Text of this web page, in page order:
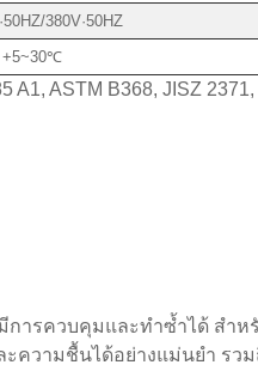
380V·50HZ
+5~30℃
ASTM B368, JISZ
การควบคุมและทำซ้ำได้ สำห
วามชื้นได้อย่างแม่นยำ รวม